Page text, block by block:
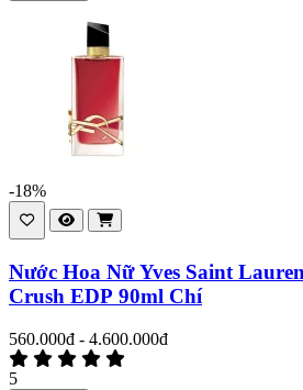
-18%
Nước Hoa Nữ Yves Saint
Crush EDP 90ml Chí
560.000đ - 4.600.000đ
5